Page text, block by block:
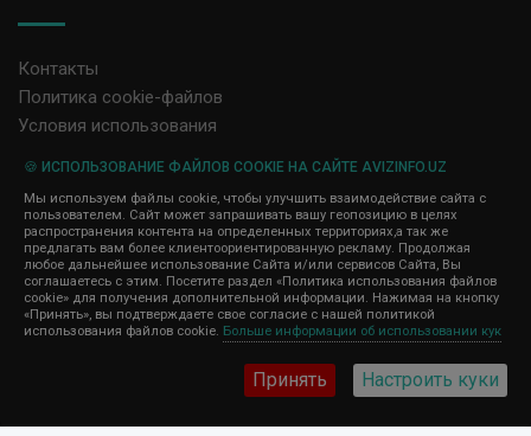
Контакты
Политика cookie-файлов
Условия использования
содержание размещенных объявлений.
Мы ценим конфиденциальность наших пользователей. Мы не
передаем и не продаем личную информацию зарегистрированных
пользователей AvizInfo.uz третьим лицам. Мы не отвечаем за
правила конфиденциальности сайтов на которые ссылается
AvizInfo.uz. На некоторых страницах нашего сайта представлена
реклама Google Adsense Advertising Network. Чтобы узнать
подробней о правилах конфиденциальности Googleнажмите тут
🍪 ИСПОЛЬЗОВАНИЕ ФАЙЛОВ COOKIE НА САЙТЕ AVIZINFO.UZ
Мы используем файлы cookie, чтобы улучшить взаимодействие сайта с
пользователем. Сайт может запрашивать вашу геопозицию в целях
распространения контента на определенных территориях,а так же
предлагать вам более клиентоориентированную рекламу. Продолжая
любое дальнейшее использование Сайта и/или сервисов Сайта, Вы
соглашаетесь с этим. Посетите раздел «Политика использования файлов
cookie» для получения дополнительной информации. Нажимая на кнопку
«Принять», вы подтверждаете свое согласие с нашей политикой
использования файлов cookie. Больше информации об использовании кук
Принять Настроить куки